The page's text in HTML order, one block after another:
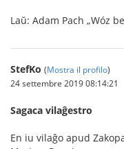
Laŭ: Adam Pach „Wóz
StefKo (Mostra il profilo)
24 settembre 2019 08:14:21
Sagaca vilaĝestro
En iu vilaĝo apud